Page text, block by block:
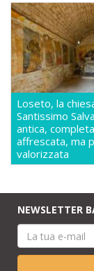
Loseto, la
Santissimo
antica,
affrescata, ma
valorizzata
NEWSLETTER